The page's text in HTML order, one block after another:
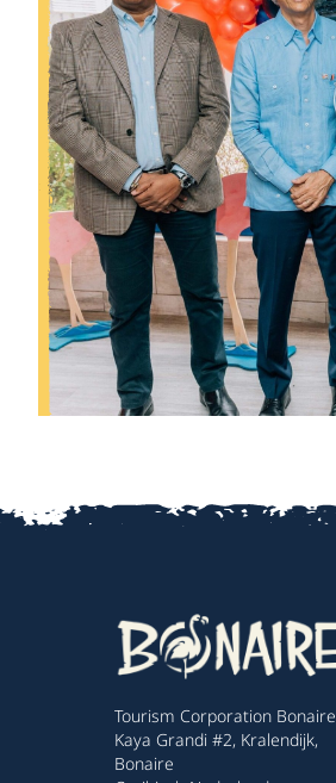
Tourism Corporation Bonaire
Kaya Grandi #2, Kralendijk,
Bonaire